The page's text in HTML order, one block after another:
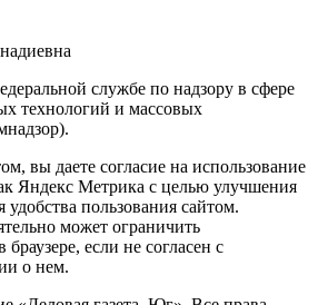
службе по надзору в сфере
технологий и массовых
вы даете согласие на использование
Яндекс Метрика с целью улучшения
пользования сайтом.
может ограничить
если не согласен с
о нем.